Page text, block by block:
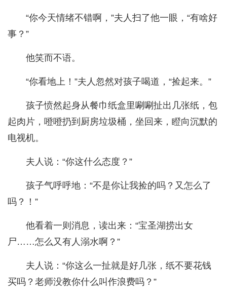
“你今天情绪不错啊，”夫人扫了他一眼，“有啥好
事？”
他笑而不语。
“你看地上！”夫人忽然对孩子喝道，“捡起来。”
孩子愤然起身从餐巾纸盒里唰唰扯出几张纸，包
起肉片，噔噔扔到厨房垃圾桶，坐回来，瞪向沉默的
电视机。
夫人说：“你这什么态度？”
孩子气呼呼地：“不是你让我捡的吗？又怎么了
吗？！”
他看着一则消息，读出来：“宝圣湖捞出女
尸……怎么又有人溺水啊？”
夫人说：“你这么一扯就是好几张，纸不要花钱
买吗？老师没教你什么叫作浪费吗？”